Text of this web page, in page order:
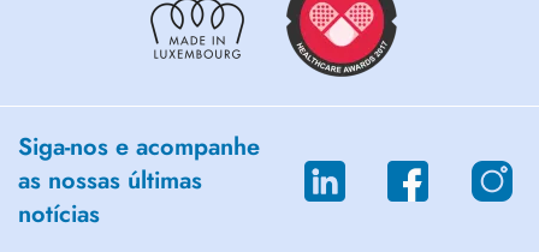
Siga-nos e acompanhe
as nossas últimas
notícias